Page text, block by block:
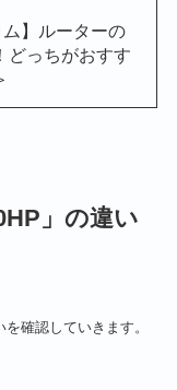
ム】ルーターの
どっちがおすす
」の違い
確認していきます。